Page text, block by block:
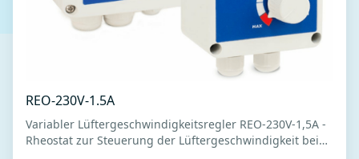
REO-230V-1.5A
Variabler Lüftergeschwindigkeitsregler REO-230V-1,5A -
Rheostat zur Steuerung der Lüftergeschwindigkeit bei